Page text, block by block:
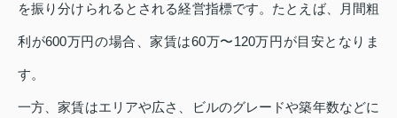
を振り分けられるとされる経営指標です。たとえば、月間粗
利が600万円の場合、家賃は60万〜120万円が目安となりま
す。
一方、家賃はエリアや広さ、ビルのグレードや築年数などに